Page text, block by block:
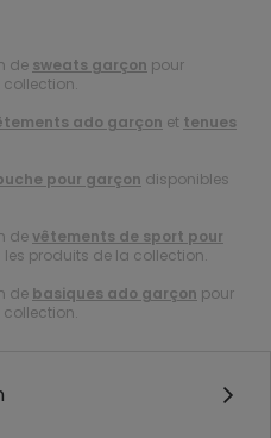
de sweats garçon pour
ado garçon et tenues
pour garçon disponibles
devêtements de sport pour
produits de la collection.
de basiques ado garçon pour